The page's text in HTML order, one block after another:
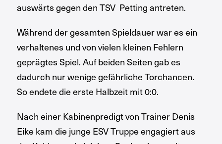
auswärts gegen den TSV Petting antreten.
Während der gesamten Spieldauer war es ein
verhaltenes und von vielen kleinen Fehlern
geprägtes Spiel. Auf beiden Seiten gab es
dadurch nur wenige gefährliche Torchancen.
So endete die erste Halbzeit mit 0:0.
Nach einer Kabinenpredigt von Trainer Denis
Eike kam die junge ESV Truppe engagiert aus